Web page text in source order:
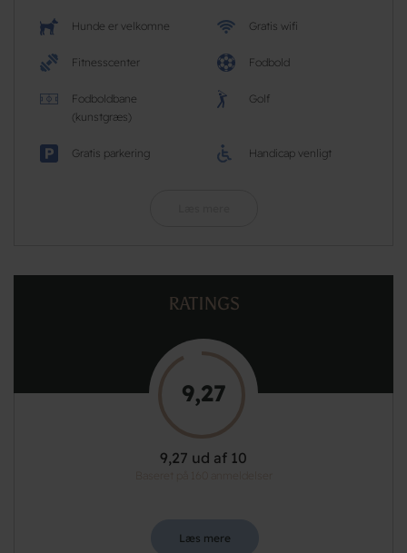
Hunde er velkomne Gratis wifi
Fitnesscenter Fodbold
Fodboldbane
(kunstgræs)
Golf
Gratis parkering Handicap venligt
RATINGS
9,27
9,27 ud af 10
Baseret på 160 anmeldelser
Læs mere